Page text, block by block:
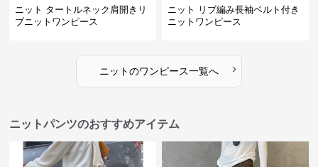
ニット タートルネック肩開きリ
ブニットワンピース
ニット リブ編み長袖ベルト付き
ニットワンピース
ニットのワンピース一覧へ ›
ニットパンツのおすすめアイテム